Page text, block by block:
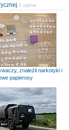
2 opinie
znaleźli narkotyki i
papierosy